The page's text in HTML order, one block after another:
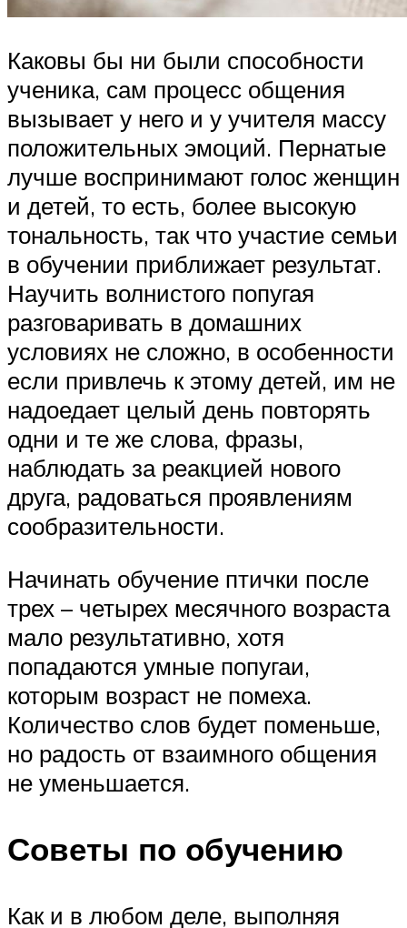
Каковы бы ни были способности
ученика, сам процесс общения
вызывает у него и у учителя массу
положительных эмоций. Пернатые
лучше воспринимают голос женщин
и детей, то есть, более высокую
тональность, так что участие семьи
в обучении приближает результат.
Научить волнистого попугая
разговаривать в домашних
условиях не сложно, в особенности
если привлечь к этому детей, им не
надоедает целый день повторять
одни и те же слова, фразы,
наблюдать за реакцией нового
друга, радоваться проявлениям
сообразительности.
Начинать обучение птички после
трех – четырех месячного возраста
мало результативно, хотя
попадаются умные попугаи,
которым возраст не помеха.
Количество слов будет поменьше,
но радость от взаимного общения
не уменьшается.
Советы по обучению
Как и в любом деле, выполняя